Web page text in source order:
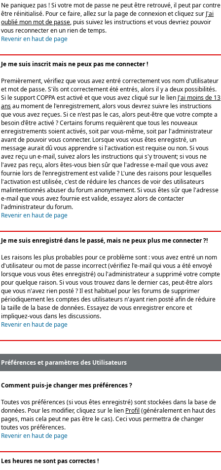
Ne paniquez pas ! Si votre mot de passe ne peut être retrouvé, il peut par contre
être réinitialisé. Pour ce faire, allez sur la page de connexion et cliquez sur J'ai
oublié mon mot de passe, puis suivez les instructions et vous devriez pouvoir
vous reconnecter en un rien de temps.
Revenir en haut de page
Je me suis inscrit mais ne peux pas me connecter !
Premièrement, vérifiez que vous avez entré correctement vos nom d'utilisateur
et mot de passe. S'ils ont correctement été entrés, alors il y a deux possibilités.
Si le support COPPA est activé et que vous avez cliqué sur le lien J'ai moins de 13
ansau moment de l'enregistrement, alors vous devrez suivre les instructions
que vous avez reçues. Si ce n'est pas le cas, alors peut-être que votre compte a
besoin d'être activé ? Certains forums requièrent que tous les nouveaux
enregistrements soient activés, soit par vous-même, soit par l'administrateur
avant de pouvoir vous connecter. Lorsque vous vous êtes enregistré, un
message aurait dû vous apprendre si l'activation est requise ou non. Si vous
avez reçu un e-mail, suivez alors les instructions qui s'y trouvent; si vous ne
l'avez pas reçu, alors êtes-vous bien sûr que l'adresse e-mail que vous avez
fournie lors de l'enregistrement est valide ? L'une des raisons pour lesquelles
l'activation est utilisée, c'est de réduire les chances de voir des utilisateurs
malintentionnés abuser du forum anonymement. Si vous êtes sûr que l'adresse
e-mail que vous avez fournie est valide, essayez alors de contacter
l'administrateur du forum.
Revenir en haut de page
Je me suis enregistré dans le passé, mais ne peux plus me connecter ?!
Les raisons les plus probables pour ce problème sont : vous avez entré un nom
d'utilisateur ou mot de passe incorrect (vérifiez l'e-mail qui vous a été envoyé
lorsque vous vous êtes enregistré) ou l'administrateur a supprimé votre compte
pour quelque raison. Si vous vous trouvez dans le dernier cas, peut-être alors
que vous n'avez rien posté ? Il est habituel pour les forums de supprimer
périodiquement les comptes des utilisateurs n'ayant rien posté afin de réduire
la taille de la base de données. Essayez de vous enregistrer encore et
impliquez-vous dans les discussions.
Revenir en haut de page
Préférences et paramètres des Utilisateurs
Comment puis-je changer mes préférences ?
Toutes vos préférences (si vous êtes enregistré) sont stockées dans la base de
données. Pour les modifier, cliquez sur le lien Profil (généralement en haut des
pages, mais cela peut ne pas être le cas). Ceci vous permettra de changer
toutes vos préférences.
Revenir en haut de page
Les heures ne sont pas correctes !